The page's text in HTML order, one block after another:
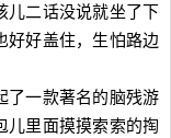
儿二话没说就坐了下
好好盖住，生怕路边
一款著名的脑残游
儿里面摸摸索索的掏